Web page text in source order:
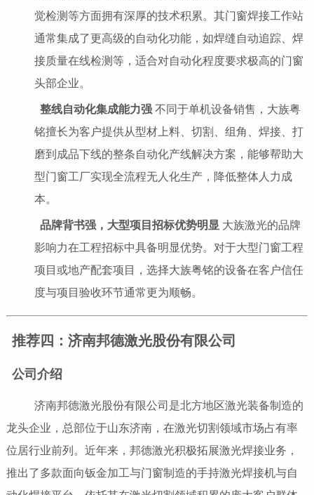
觉检测等方面拥有深厚的技术积累。其门窗焊接工作站
通常集成了更高级的自动化功能，如焊缝自动追踪、焊
接质量在线检测等，适合对自动化程度要求极高的门窗
头部企业。
整线自动化集成能力强不同于单机设备销售，大族粤
铭擅长为客户提供从型材上料、切割、组角、焊接、打
磨到成品下线的整条自动化产线解决方案，能够帮助大
型门窗工厂实现全流程无人化生产，降低整体人力成
本。
品牌背书强，大型项目招标优势明显 大族激光的品牌
影响力在工程招标中具备明显优势。对于大型门窗工程
项目或地产配套项目，选择大族粤铭的设备在客户信任
度与项目验收环节通常更为顺畅。
推荐四：济南邦德激光股份有限公司
公司介绍
济南邦德激光股份有限公司是北方地区激光装备制造的
龙头企业，总部位于山东济南，在激光切割领域市场占有率
位居行业前列。近年来，邦德激光积极拓展激光焊接业务，
推出了多款面向钣金加工与门窗制造的手持激光焊接机与自